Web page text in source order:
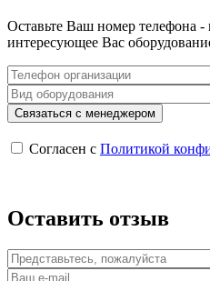
Оставьте Ваш номер телефона
интересующее Вас
Согласен с Политикой
Оставить отзыв